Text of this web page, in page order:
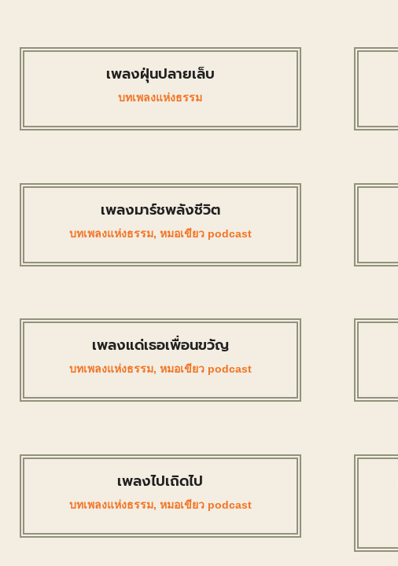
เพลงฝุ่นปลายเล็บ
บทเพลงแห่งธรรม
เพลงมาร์ชพลังชีวิต
บทเพลงแห่งธรรม, หมอเขียว podcast
เพลงแด่เธอเพื่อนขวัญ
บทเพลงแห่งธรรม, หมอเขียว podcast
เพลงไปเถิดไป
บทเพลงแห่งธรรม, หมอเขียว podcast